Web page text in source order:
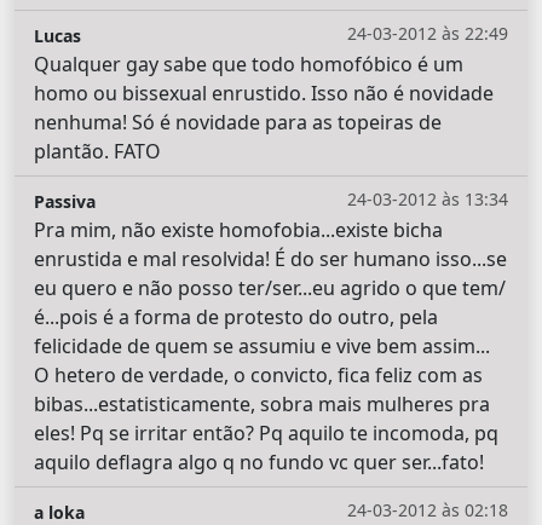
24-03-2012 às 22:49
Lucas
Qualquer gay sabe que todo homofóbico é um
homo ou bissexual enrustido. Isso não é novidade
nenhuma! Só é novidade para as topeiras de
plantão. FATO
24-03-2012 às 13:34
Passiva
Pra mim, não existe homofobia...existe bicha
enrustida e mal resolvida! É do ser humano isso...se
eu quero e não posso ter/ser...eu agrido o que tem/
é...pois é a forma de protesto do outro, pela
felicidade de quem se assumiu e vive bem assim...
O hetero de verdade, o convicto, fica feliz com as
bibas...estatisticamente, sobra mais mulheres pra
eles! Pq se irritar então? Pq aquilo te incomoda, pq
aquilo deflagra algo q no fundo vc quer ser...fato!
24-03-2012 às 02:18
a loka